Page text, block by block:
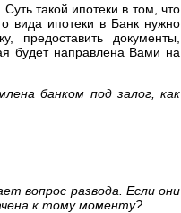
такой ипотеки в том, что
вида ипотеки в Банк нужно
предоставить документы,
будет направлена Вами на
банком под залог, как
вопрос развода. Если они
к тому моменту?